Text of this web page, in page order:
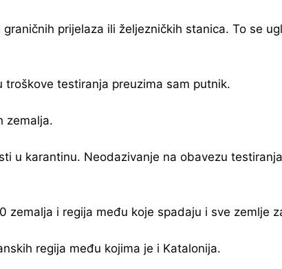
prijelaza ili željezničkih stanica. To se
testiranja preuzima sam putnik.
zemalja.
u karantinu. Neodazivanje na obavezu
i regija među koje spadaju i sve zemlje
regija među kojima je i Katalonija.